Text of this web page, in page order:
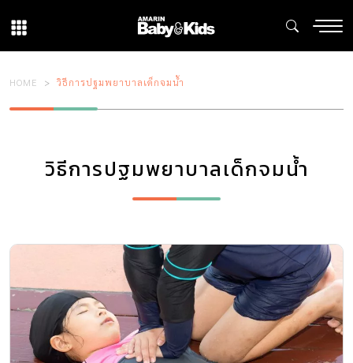
HOME วิธีการปฐมพยาบาลเด็กจมน้ำ
วิธีการปฐมพยาบาลเด็กจมน้ำ